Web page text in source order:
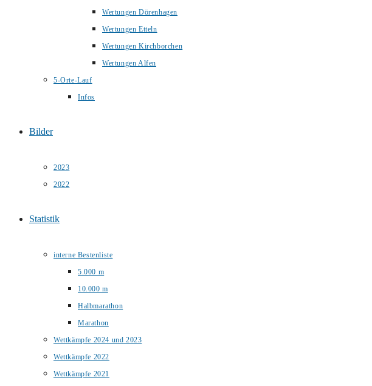
Wertungen Dörenhagen
Wertungen Etteln
Wertungen Kirchborchen
Wertungen Alfen
5-Orte-Lauf
Infos
Bilder
2023
2022
Statistik
interne Bestenliste
5.000 m
10.000 m
Halbmarathon
Marathon
Wettkämpfe 2024 und 2023
Wettkämpfe 2022
Wettkämpfe 2021